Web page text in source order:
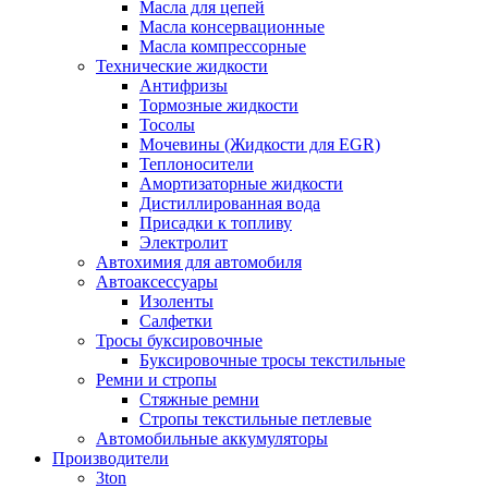
Масла для цепей
Масла консервационные
Масла компрессорные
Технические жидкости
Антифризы
Тормозные жидкости
Тосолы
Мочевины (Жидкости для EGR)
Теплоносители
Амортизаторные жидкости
Дистиллированная вода
Присадки к топливу
Электролит
Автохимия для автомобиля
Автоаксессуары
Изоленты
Салфетки
Тросы буксировочные
Буксировочные тросы текстильные
Ремни и стропы
Стяжные ремни
Стропы текстильные петлевые
Автомобильные аккумуляторы
Производители
3ton